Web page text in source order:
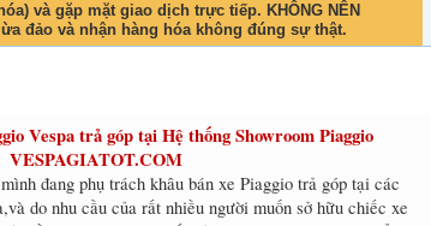
và gặp mặt giao dịch trực tiếp. KHÔNG NÊN
đảo và nhận hàng hóa không đúng sự thật.
Vespa trả góp tại Hệ thống Showroom Piaggio
VESPAGIATOT.COM
đang phụ trách khâu bán xe Piaggio trả góp tại các
do nhu cầu của rất nhiều người muốn sở hữu chiếc xe